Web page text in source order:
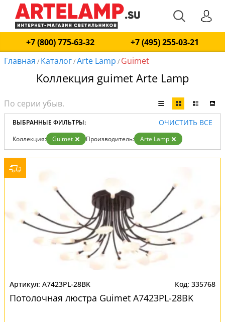
+7 (800) 775-63-32
+7 (495) 255-03-21
Главная / Каталог/Arte Lamp / Guimet
Коллекция guimet Arte Lamp
ВЫБРАННЫЕ ФИЛЬТРЫ: ОЧИСТИТЬ ВСЕ
Коллекция: Guimet Производитель: Arte Lamp
A7423PL-28BK 335768
Потолочная люстра Guimet A7423PL-28BK